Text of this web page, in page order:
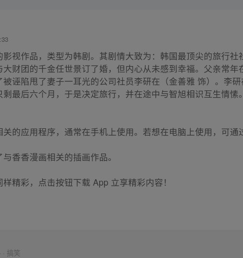
视作品，类型为韩剧。其剧情大致为：韩国最顶尖的旅行
财团的千金任世景订了婚，但内心从未感到幸福。父亲常
诬陷甩了妻子一耳光的公司社员李研在（金善雅 饰）。李
最后六个月，于是决定旅行，并在途中与智旭相识互生情
的应用程序，通常在手机上使用。若想在电脑上使用，可通
香香漫画相关的插画作品。
样精彩，点击按钮下载 App 立享精彩内容！
· 搞笑